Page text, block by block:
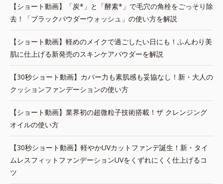
【ショート動画】「炭*」と「酵素*」で毛穴の角栓をごっそり除
去！「ブラックパウダーウォッシュ」の使い方を解説
【ショート動画】軽めのメイクで過ごしたい日にも！ふんわり美
肌に仕上げる新発売のスキンケアパウダーを解説
【30秒ショート動画】カバー力も素肌感も妥協なし！新・大人の
クッションファンデーションの使い方
【ショート動画】業界初の超微粒子技術搭載！ザ クレンジング
オイルの使い方
【30秒ショート動画】軽やかUVカットファンデ誕生！新・タイ
ムレスフィットファンデーションUVをくずれにくく仕上げるコ
ツ